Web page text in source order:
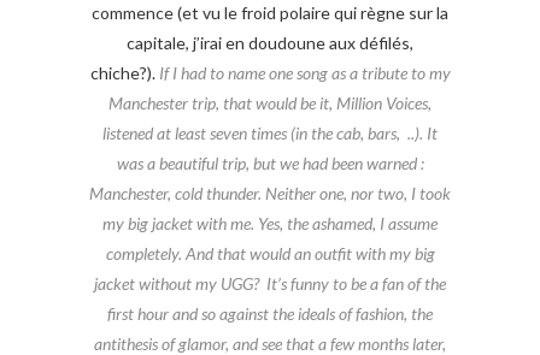
commence (et vu le froid polaire qui règne sur la
capitale, j’irai en doudoune aux défilés,
chiche?). If I had to name one song as a tribute to my
Manchester trip, that would be it, Million Voices,
listened at least seven times (in the cab, bars, ..). It
was a beautiful trip, but we had been warned :
Manchester, cold thunder. Neither one, nor two, I took
my big jacket with me. Yes, the ashamed, I assume
completely. And that would an outfit with my big
jacket without my UGG? It’s funny to be a fan of the
first hour and so against the ideals of fashion, the
antithesis of glamor, and see that a few months later,